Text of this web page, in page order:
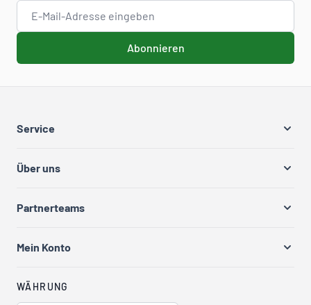
E-Mail-Adresse
Abonnieren
Service
Über uns
Partnerteams
Mein Konto
WÄHRUNG